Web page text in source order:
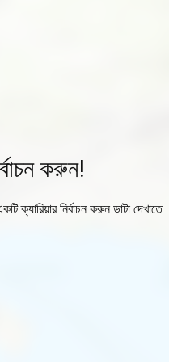
করুন!
ক্যারিয়ার নির্বাচন করুন ডাটা